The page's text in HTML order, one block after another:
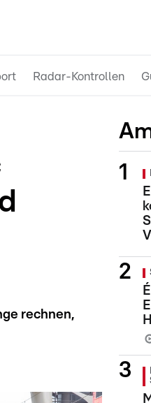
Radar-Kontrollen
rechnen,